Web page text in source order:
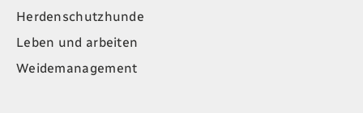
Herdenschutzhunde
Leben und arbeiten
Weidemanagement